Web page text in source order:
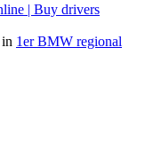
| Buy drivers
1er BMW regional